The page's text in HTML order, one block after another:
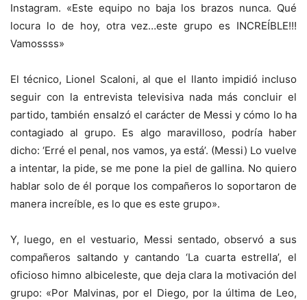
Instagram. «Este equipo no baja los brazos nunca. Qué
locura lo de hoy, otra vez…este grupo es INCREÍBLE!!!
Vamossss»
El técnico, Lionel Scaloni, al que el llanto impidió incluso
seguir con la entrevista televisiva nada más concluir el
partido, también ensalzó el carácter de Messi y cómo lo ha
contagiado al grupo. Es algo maravilloso, podría haber
dicho: ‘Erré el penal, nos vamos, ya está’. (Messi) Lo vuelve
a intentar, la pide, se me pone la piel de gallina. No quiero
hablar solo de él porque los compañeros lo soportaron de
manera increíble, es lo que es este grupo».
Y, luego, en el vestuario, Messi sentado, observó a sus
compañeros saltando y cantando ‘La cuarta estrella’, el
oficioso himno albiceleste, que deja clara la motivación del
grupo: «Por Malvinas, por el Diego, por la última de Leo,